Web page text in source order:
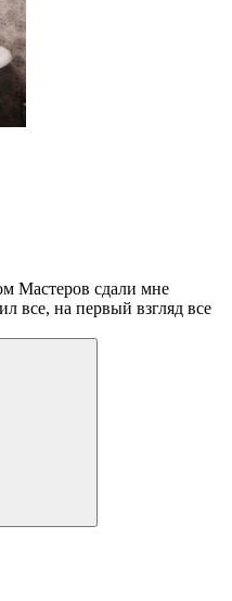
Мастеров сдали мне
все, на первый взгляд все